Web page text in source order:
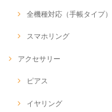
全機種対応（手帳タイプ）
スマホリング
アクセサリー
ピアス
イヤリング